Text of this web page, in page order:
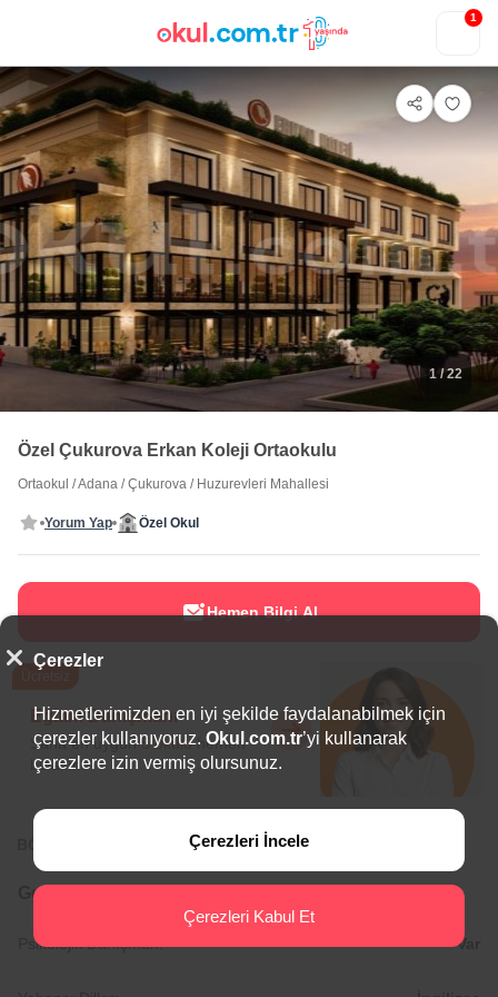
1
1 / 22
Özel Çukurova Erkan Koleji Ortaokulu
Ortaokul /Adana /Çukurova / Huzurevleri Mahallesi
Yorum Yap Özel Okul
Hemen Bilgi Al
Eğitim Danışmanı
Sana en uygun5 okuluhemen
bulalım.
BÖLGEDE ÖNE ÇIKAN OKULLAR
Genel Bilgiler
Psikolojik Danışman: Var
Çerezler
Hizmetlerimizden en iyi şekilde faydalanabilmek için
çerezler kullanıyoruz. Okul.com.tr’yi kullanarak
çerezlere izin vermiş olursunuz.
Çerezleri İncele
Çerezleri Kabul Et